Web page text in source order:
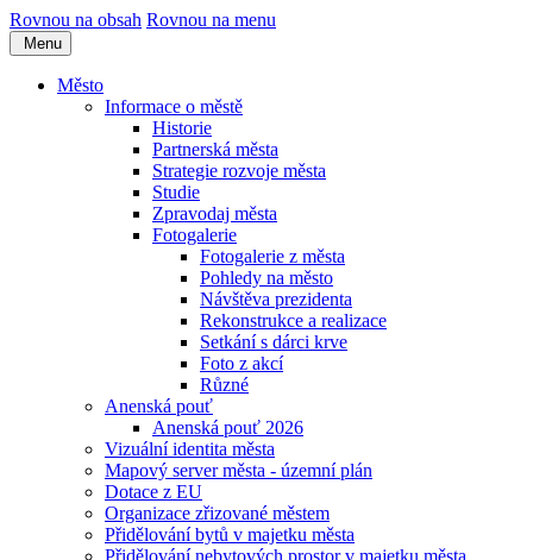
Rovnou na obsah Rovnou na menu
Menu
Město
Informace o městě
Historie
Partnerská města
Strategie rozvoje města
Studie
Zpravodaj města
Fotogalerie
Fotogalerie z města
Pohledy na město
Návštěva prezidenta
Rekonstrukce a realizace
Setkání s dárci krve
Foto z akcí
Různé
Anenská pouť
Anenská pouť 2026
Vizuální identita města
Mapový server města - územní plán
Dotace z EU
Organizace zřizované městem
Přidělování bytů v majetku města
Přidělování nebytových prostor v majetku města